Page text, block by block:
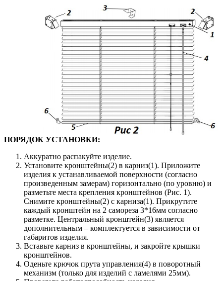
ПОРЯДОК УСТАНОВКИ:
Аккуратно распакуйте изделие.
Установите кронштейны(2) в карниз(1). Приложите
изделия к устанавливаемой поверхности (согласно
произведенным замерам) горизонтально (по уровню) и
разметьте места крепления кронштейнов (Рис. 1).
Снимите кронштейны(2) с карниза(1). Прикрутите
каждый кронштейн на 2 самореза 3*16мм согласно
разметке. Центральный кронштейн(3) является
дополнительным – комплектуется в зависимости от
габаритов изделия.
Вставьте карниз в кронштейны, и закройте крышки
кронштейнов.
Оденьте крючок прута управления(4) в поворотный
механизм (только для изделий с ламелями 25мм).